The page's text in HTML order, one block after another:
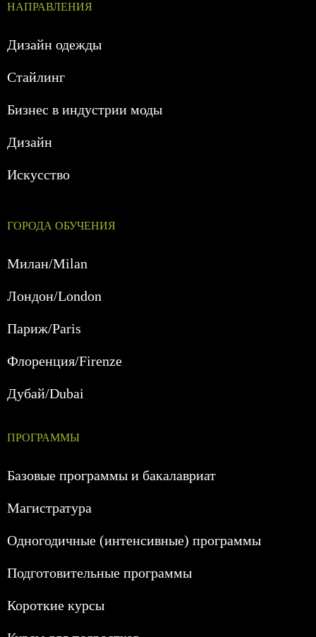
НАПРАВЛЕНИЯ
Дизайн одежды
Стайлинг
Бизнес в индустрии моды
Дизайн
Искусство
ГОРОДА ОБУЧЕНИЯ
Милан/Milan
Лондон/London
Париж/Paris
Флоренция/Firenze
Дубай/Dubai
ПРОГРАММЫ
Базовые программы и бакалавриат
Магистратура
Одногодичные (интенсивные) программы
Подготовительные программы
Короткие курсы